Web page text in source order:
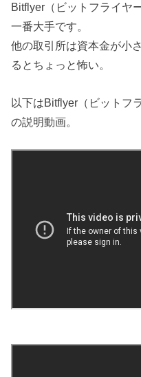
Bitflyer（ビットフライヤ
一番大手です。
他の取引所は資本金が小
るとちょっと怖い。
以下はBitflyer（ビットフ
の説明動画。